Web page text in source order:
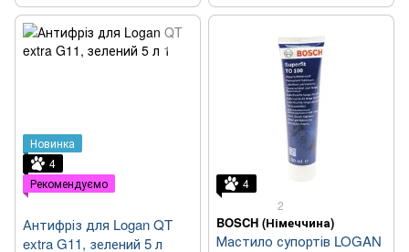
Новинка
4
Рекомендуємо
Антифріз для Logan QT
extra G11, зелений 5 л
4
2
BOSCH (Німеччина)
Мастило супортів LOGAN